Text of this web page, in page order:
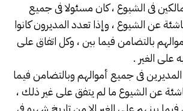
فى الشيوع ، كان مسئولا فى جميع
عن الشيوع ، وإذا تعدد المديرون كانوا
بالتضامن فيما بين ، وكل اتفاق على
على الغير .
فى جميع أموالهم وبالتضامن فيما
عن الشيوع ما لم يتفق على غير ذلك ،